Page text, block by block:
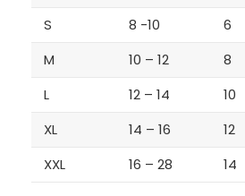
S
8 -10 6
M
10 – 12 8
L
12 – 14 10
XL
14 – 16 12
XXL
16 – 28 14